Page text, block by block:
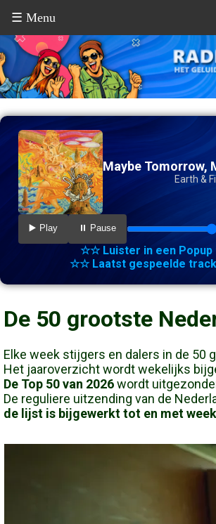
☰ Menu
Maybe Tomorrow,
Earth &
▶️ Play ⏸️ Pause
☆☆ Luister in een
☆☆ Laatst gespeelde
De 50 grootste
Elke week stijgers en dalers in de 50
Het jaaroverzicht wordt wekelijks
De Top 50 van 2026wordt
De reguliere uitzending van de
de lijst is bijgewerkt tot en met